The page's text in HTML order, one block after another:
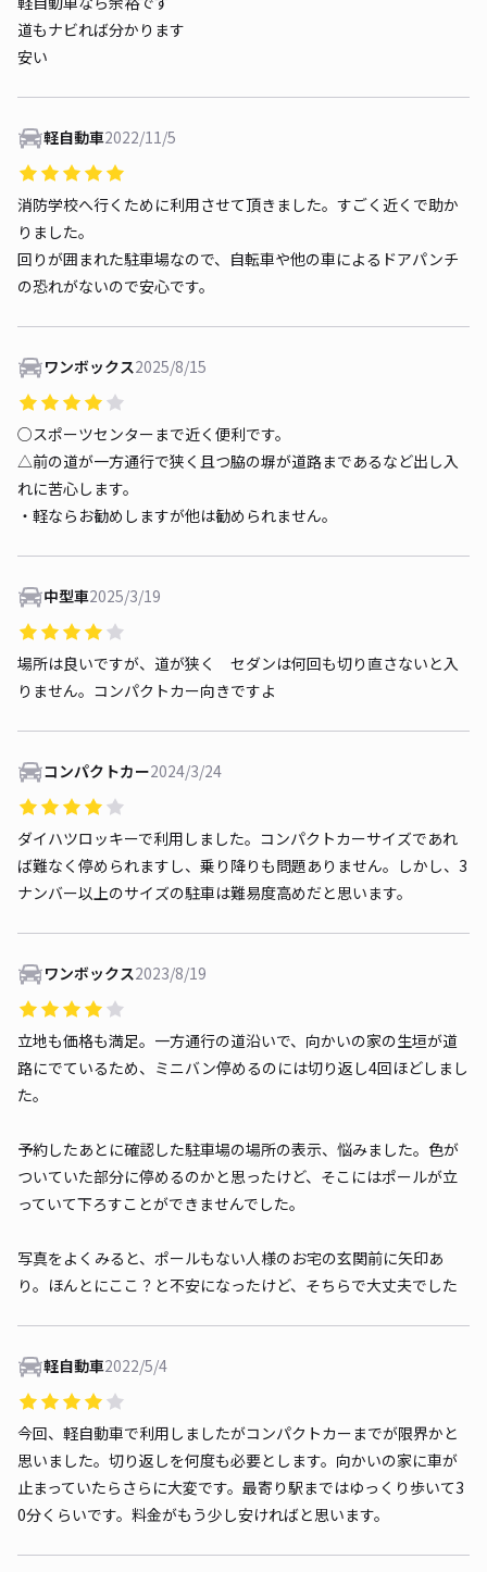
道もナビれば分かります
安い
軽自動車2022/11/5
消防学校へ行くために利用させて頂きました。すごく近くで助か
りました。
回りが囲まれた駐車場なので、自転車や他の車によるドアパンチ
の恐れがないので安心です。
ワンボックス2025/8/15
○スポーツセンターまで近く便利です。
△前の道が一方通行で狭く且つ脇の塀が道路まであるなど出し入
れに苦心します。
・軽ならお勧めしますが他は勧められません。
中型車2025/3/19
場所は良いですが、道が狭く セダンは何回も切り直さないと入
りません。コンパクトカー向きですよ
コンパクトカー2024/3/24
ダイハツロッキーで利用しました。コンパクトカーサイズであれ
ば難なく停められますし、乗り降りも問題ありません。しかし、3
ナンバー以上のサイズの駐車は難易度高めだと思います。
ワンボックス2023/8/19
立地も価格も満足。一方通行の道沿いで、向かいの家の生垣が道
路にでているため、ミニバン停めるのには切り返し4回ほどしまし
た。
予約したあとに確認した駐車場の場所の表示、悩みました。色が
ついていた部分に停めるのかと思ったけど、そこにはポールが立
っていて下ろすことができませんでした。
写真をよくみると、ポールもない人様のお宅の玄関前に矢印あ
り。ほんとにここ？と不安になったけど、そちらで大丈夫でした
軽自動車2022/5/4
今回、軽自動車で利用しましたがコンパクトカーまでが限界かと
思いました。切り返しを何度も必要とします。向かいの家に車が
止まっていたらさらに大変です。最寄り駅まではゆっくり歩いて3
0分くらいです。料金がもう少し安ければと思います。